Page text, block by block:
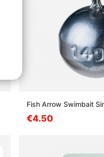
Fish Arrow Swimbait
€4.50